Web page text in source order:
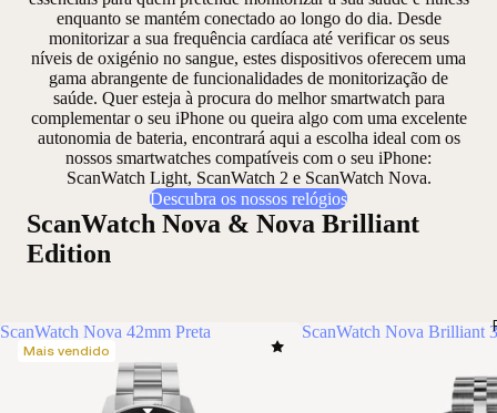
enquanto se mantém conectado ao longo do dia. Desde
monitorizar a sua frequência cardíaca até verificar os seus
níveis de oxigénio no sangue, estes dispositivos oferecem uma
gama abrangente de funcionalidades de monitorização de
saúde. Quer esteja à procura do melhor smartwatch para
complementar o seu iPhone ou queira algo com uma excelente
autonomia de bateria, encontrará aqui a escolha ideal com os
nossos smartwatches compatíveis com o seu iPhone:
ScanWatch Light, ScanWatch 2 e ScanWatch Nova.
Descubra os nossos relógios
ScanWatch Nova & Nova Brilliant
Edition
ScanWatch Nova 42mm Preta
Mais vendido
ScanWatch Nova Brilliant